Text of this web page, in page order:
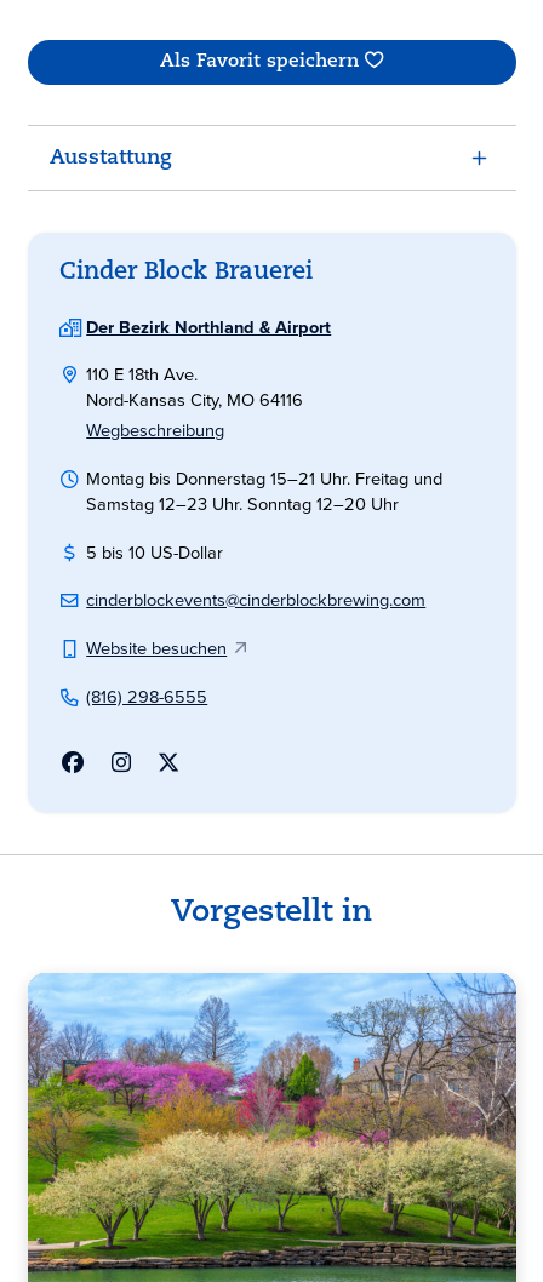
Als Favorit speichern
Ausstattung
Cinder Block Brauerei
Der Bezirk Northland & Airport
110 E 18th Ave.
Nord-Kansas City, MO 64116
Wegbeschreibung
Montag bis Donnerstag 15–21 Uhr. Freitag und
Samstag 12–23 Uhr. Sonntag 12–20 Uhr
5 bis 10 US-Dollar
cinderblockevents@cinderblockbrewing.com
Website besuchen
(816) 298-6555
Vorgestellt in